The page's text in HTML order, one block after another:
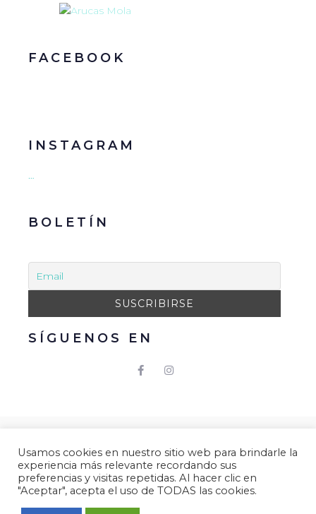
FACEBOOK
INSTAGRAM
…
BOLETÍN
SÍGUENOS EN
© 2021 Gacmark – Arucas Mola. Todos los derechos
reservados.
Aviso Legal|Política de Privacidad|Política de
Cookies.
Desarrollado por
Usamos cookies en nuestro sitio web para brindarle la
experiencia más relevante recordando sus
preferencias y visitas repetidas. Al hacer clic en
"Aceptar", acepta el uso de TODAS las cookies.